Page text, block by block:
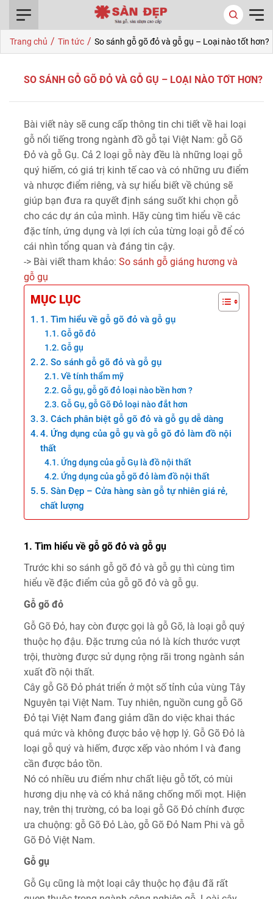
Trang chủ / Tin tức / So sánh gỗ gõ đỏ và gỗ gụ – Loại nào tốt hơn?
SO SÁNH GỖ GÕ ĐỎ VÀ GỖ GỤ – LOẠI NÀO TỐT HƠN?
Bài viết này sẽ cung cấp thông tin chi tiết về hai loại
gỗ nổi tiếng trong ngành đồ gỗ tại Việt Nam: gỗ Gõ
Đỏ và gỗ Gụ. Cả 2 loại gỗ này đều là những loại gỗ
quý hiếm, có giá trị kinh tế cao và có những ưu điểm
và nhược điểm riêng, và sự hiểu biết về chúng sẽ
giúp bạn đưa ra quyết định sáng suốt khi chọn gỗ
cho các dự án của mình. Hãy cùng tìm hiểu về các
đặc tính, ứng dụng và lợi ích của từng loại gỗ để có
cái nhìn tổng quan và đáng tin cậy.
-> Bài viết tham khảo: So sánh gỗ giáng hương và
gỗ gụ
MỤC LỤC
1. Tìm hiểu về gỗ gõ đỏ và gỗ gụ
Gỗ gõ đỏ
Gỗ gụ
2. So sánh gỗ gõ đỏ và gỗ gụ
Về tính thẩm mỹ
Gỗ gụ, gỗ gõ đỏ loại nào bền hơn ?
Gỗ Gụ, gỗ Gõ Đỏ loại nào đắt hơn
3. Cách phân biệt gỗ gõ đỏ và gỗ gụ dễ dàng
4. Ứng dụng của gỗ gụ và gỗ gõ đỏ làm đồ nội
thất
Ứng dụng của gỗ Gụ là đồ nội thất
Ứng dụng của gỗ gõ đỏ làm đồ nội thất
5. Sàn Đẹp – Cửa hàng sàn gỗ tự nhiên giá rẻ,
chất lượng
1. Tìm hiểu về gỗ gõ đỏ và gỗ gụ
Trước khi so sánh gỗ gõ đỏ và gỗ gụ thì cùng tìm
hiểu về đặc điểm của gỗ gõ đỏ và gỗ gụ.
Gỗ gõ đỏ
Gỗ Gõ Đỏ, hay còn được gọi là gỗ Gõ, là loại gỗ quý
thuộc họ đậu. Đặc trưng của nó là kích thước vượt
trội, thường được sử dụng rộng rãi trong ngành sản
xuất đồ nội thất.
Cây gỗ Gõ Đỏ phát triển ở một số tỉnh của vùng Tây
Nguyên tại Việt Nam. Tuy nhiên, nguồn cung gỗ Gõ
Đỏ tại Việt Nam đang giảm dần do việc khai thác
quá mức và không được bảo vệ hợp lý. Gỗ Gõ Đỏ là
loại gỗ quý và hiếm, được xếp vào nhóm I và đang
cần được bảo tồn.
Nó có nhiều ưu điểm như chất liệu gỗ tốt, có mùi
hương dịu nhẹ và có khả năng chống mối mọt. Hiện
nay, trên thị trường, có ba loại gỗ Gõ Đỏ chính được
ưa chuộng: gỗ Gõ Đỏ Lào, gỗ Gõ Đỏ Nam Phi và gỗ
Gõ Đỏ Việt Nam.
Gỗ gụ
Gỗ Gụ cũng là một loại cây thuộc họ đậu đã rất